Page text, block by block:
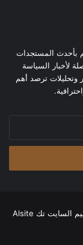
بأحدث المستجدات
لأخبار السياسة
وتحليلات ترصد أهم
السايت تك Alsite